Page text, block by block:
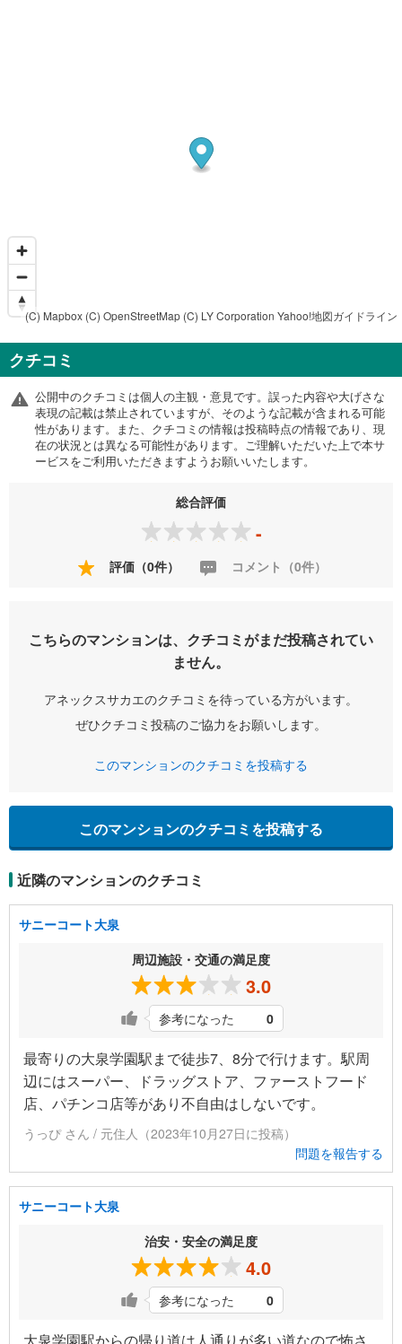
(C) Mapbox (C) OpenStreetMap (C) LY Corporation Yahoo!地図ガイドライン
クチコミ
公開中のクチコミは個人の主観・意見です。誤った内容や大げさな
表現の記載は禁止されていますが、そのような記載が含まれる可能
性があります。また、クチコミの情報は投稿時点の情報であり、現
在の状況とは異なる可能性があります。ご理解いただいた上で本サ
ービスをご利用いただきますようお願いいたします。
総合評価
-
評価（0件） コメント（0件）
こちらのマンションは、クチコミがまだ投稿されてい
ません。
アネックスサカエのクチコミを待っている方がいます。
ぜひクチコミ投稿のご協力をお願いします。
このマンションのクチコミを投稿する
このマンションのクチコミを投稿する
近隣のマンションのクチコミ
サニーコート大泉
周辺施設・交通の満足度
3.0
参考になった 0
最寄りの大泉学園駅まで徒歩7、8分で行けます。駅周
辺にはスーパー、ドラッグストア、ファーストフード
店、パチンコ店等があり不自由はしないです。
うっぴ さん / 元住人（2023年10月27日に投稿）
問題を報告する
サニーコート大泉
治安・安全の満足度
4.0
参考になった 0